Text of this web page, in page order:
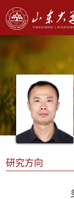
研究方向